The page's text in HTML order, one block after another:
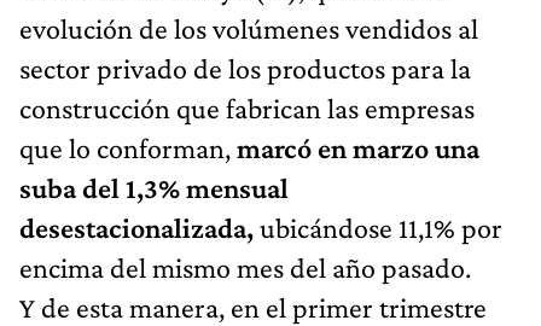
evolución de los volúmenes vendidos al
sector privado de los productos para la
construcción que fabrican las empresas
que lo conforman,marcó en marzo una
suba del 1,3% mensual
desestacionalizada,ubicándose 11,1% por
encima del mismo mes del año pasado.
Y de esta manera, en el primer trimestre